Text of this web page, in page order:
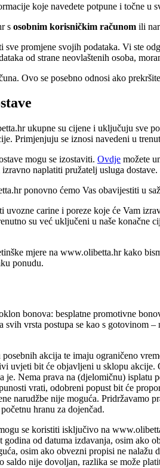
koje navedete potpune i točne u
s osobnim korisničkim računom ili
sve promjene svojih podataka. Vi ste
od strane neovlaštenih osoba,
Ovo se posebno odnosi ako
ukupne su cijene i uključuju sve
Primjenjuju se iznosi navedeni u
mogu se izostaviti. Ovdje možete
naplatiti pružatelj usluga dostave.
ponovno ćemo Vas obavijestiti u
uvozne carine i poreze koje će Vam
su već uključeni u naše
mjere na www.olibetta.hr kako
ponudu.
bonova: besplatne promotivne
vrsta postupa se kao s gotovinom
akcija te imaju ograničeno
uvjeti bit će objavljeni u sklopu
Nema prava na (djelomičnu)
vrati, odobreni popust bit će
narudžbe nije moguća.
hranu za dojenčad.
se koristiti isključivo na
od datuma izdavanja, osim ako
osim ako obvezni propisi ne
saldo nije dovoljan, razlika se može